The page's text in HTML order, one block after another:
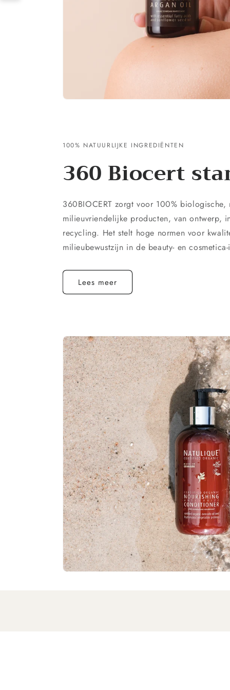
100% NATUURLIJKE INGREDIËNTEN
360 Biocert
360BIOCERT zorgt voor 100% biologische,
milieuvriendelijke producten, van ontwerp,
recycling. Het stelt hoge normen voor
milieubewustzijn in de beauty- en
Lees meer